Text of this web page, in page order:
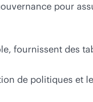
pour
fournissent des
de politiques et